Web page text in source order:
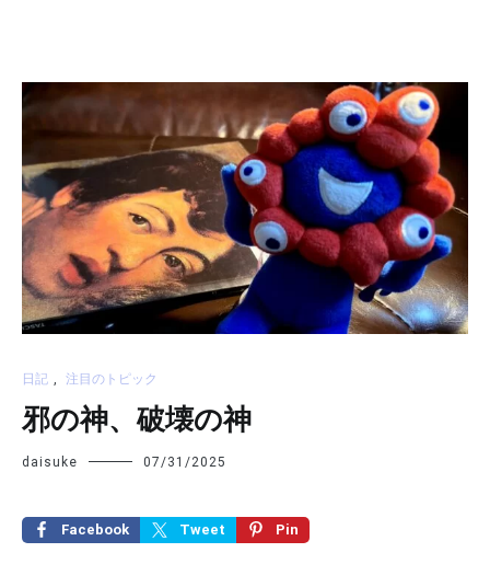
日記 , 注目のトピック
邪の神、破壊の神
daisuke 07/31/2025
Facebook Tweet Pin